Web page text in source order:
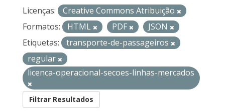
Licenças:
Creative Commons Atribuição
Formatos:
HTML PDF
JSON
Etiquetas:
transporte-de-passageiros
regular
licenca-operacional-secoes-linhas-mercados
Filtrar Resultados